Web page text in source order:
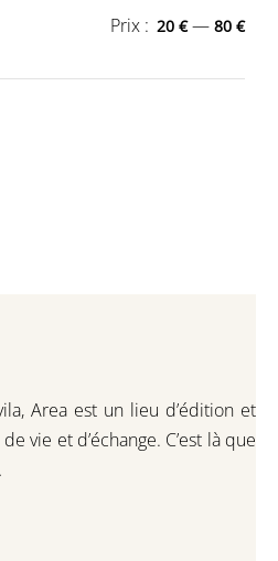
Prix : 20 €—80 €
Area est un lieu d’édition et
vie et d’échange. C’est là que